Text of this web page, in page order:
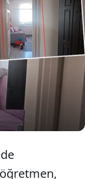
M.P.'nin 2+1
3+1 görüldüğü,
9,5
diğer daireye
bir odanın
katılması için
dairesine
öğretmen,